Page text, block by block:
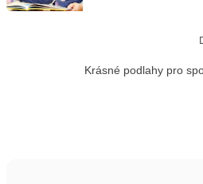
Krásné podlahy pro